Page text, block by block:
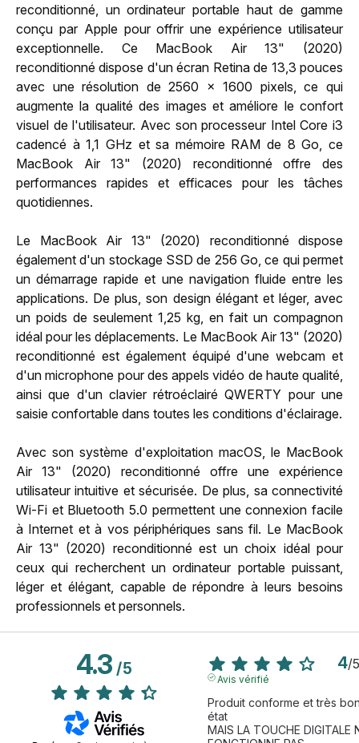
reconditionné, un ordinateur portable haut de gamme
conçu par Apple pour offrir une expérience utilisateur
exceptionnelle. Ce MacBook Air 13" (2020)
reconditionné dispose d'un écran Retina de 13,3 pouces
avec une résolution de 2560 x 1600 pixels, ce qui
augmente la qualité des images et améliore le confort
visuel de l'utilisateur. Avec son processeur Intel Core i3
cadencé à 1,1 GHz et sa mémoire RAM de 8 Go, ce
MacBook Air 13" (2020) reconditionné offre des
performances rapides et efficaces pour les tâches
quotidiennes.
Le MacBook Air 13" (2020) reconditionné dispose
également d'un stockage SSD de 256 Go, ce qui permet
un démarrage rapide et une navigation fluide entre les
applications. De plus, son design élégant et léger, avec
un poids de seulement 1,25 kg, en fait un compagnon
idéal pour les déplacements. Le MacBook Air 13" (2020)
reconditionné est également équipé d'une webcam et
d'un microphone pour des appels vidéo de haute qualité,
ainsi que d'un clavier rétroéclairé QWERTY pour une
saisie confortable dans toutes les conditions d'éclairage.
Avec son système d'exploitation macOS, le MacBook
Air 13" (2020) reconditionné offre une expérience
utilisateur intuitive et sécurisée. De plus, sa connectivité
Wi-Fi et Bluetooth 5.0 permettent une connexion facile
à Internet et à vos périphériques sans fil. Le MacBook
Air 13" (2020) reconditionné est un choix idéal pour
ceux qui recherchent un ordinateur portable puissant,
léger et élégant, capable de répondre à leurs besoins
professionnels et personnels.
4.3/5 4/5
Avis vérifié
Produit conforme et très
état
MAIS LA TOUCHE DIGITALE